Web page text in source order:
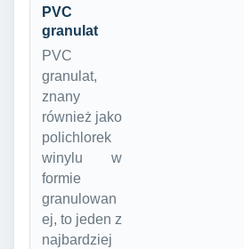
PVC
granulat
PVC
granulat,
znany
również jako
polichlorek
winylu w
formie
granulowan
ej, to jeden z
najbardziej